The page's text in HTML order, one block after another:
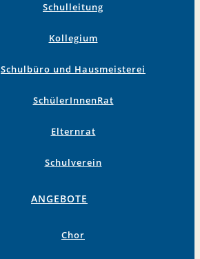
Schulleitung
Kollegium
Schulbüro und Hausmeisterei
SchülerInnenRat
Elternrat
Schulverein
ANGEBOTE
Chor